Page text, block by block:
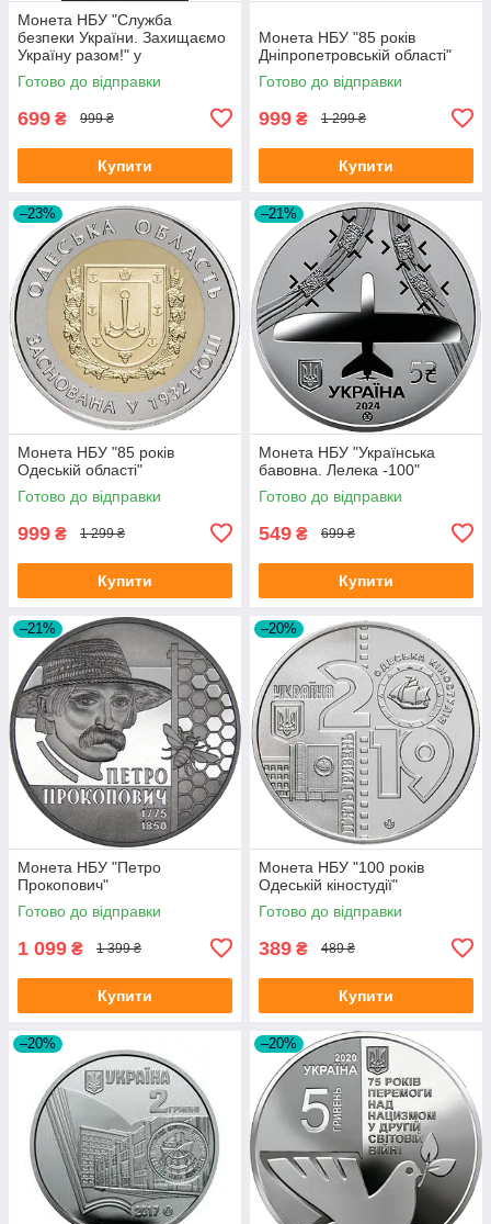
Монета НБУ "Служба
безпеки України. Захищаємо
Україну разом!" у
сувенірному пакованні
Готово до відправки
699 ₴ 999 ₴
Купити
Монета НБУ "85 років
Дніпропетровській області"
Готово до відправки
999 ₴ 1 299 ₴
Купити
–23%
Монета НБУ "85 років
Одеській області"
Готово до відправки
999 ₴ 1 299 ₴
Купити
–21%
Монета НБУ "Українська
бавовна. Лелека -100"
Готово до відправки
549 ₴ 699 ₴
Купити
–21%
Монета НБУ "Петро
Прокопович"
Готово до відправки
1 099 ₴ 1 399 ₴
Купити
–20%
Монета НБУ "100 років
Одеській кіностудії"
Готово до відправки
389 ₴ 489 ₴
Купити
–20% –20%